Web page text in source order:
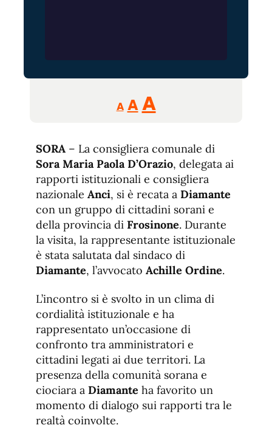
A
Reducir
tamaño
A Restablecer
tamaño
fuente
AAumentar
de
fuente.
SORA – La consigliera comunale di
Sora Maria Paola D’Orazio, delegata ai
rapporti istituzionali e consigliera
nazionale Anci, si è recata a Diamante
con un gruppo di cittadini sorani e
della provincia di Frosinone. Durante
la visita, la rappresentante istituzionale
è stata salutata dal sindaco di
Diamante, l’avvocato Achille Ordine.
L’incontro si è svolto in un clima di
cordialità istituzionale e ha
rappresentato un’occasione di
confronto tra amministratori e
cittadini legati ai due territori. La
presenza della comunità sorana e
ciociara a Diamante ha favorito un
momento di dialogo sui rapporti tra le
realtà coinvolte.